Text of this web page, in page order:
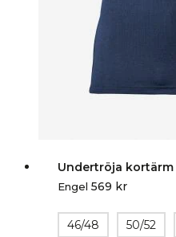
Undertröja
Engel 569 kr
46/48 50/52